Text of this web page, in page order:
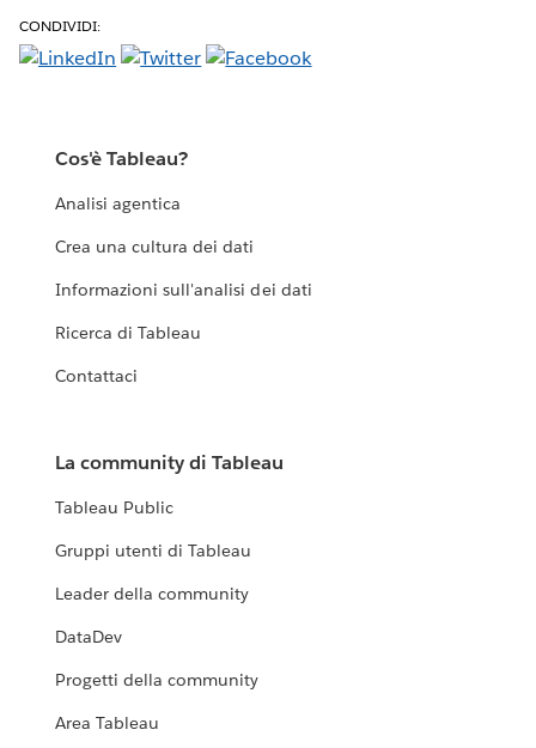
CONDIVIDI:
Cos'è Tableau?
Analisi agentica
Crea una cultura dei dati
Informazioni sull'analisi dei dati
Ricerca di Tableau
Contattaci
La community di Tableau
Tableau Public
Gruppi utenti di Tableau
Leader della community
DataDev
Progetti della community
Area Tableau